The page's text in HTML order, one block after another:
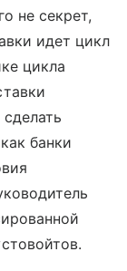
не секрет,
идет цикл
цикла
банки